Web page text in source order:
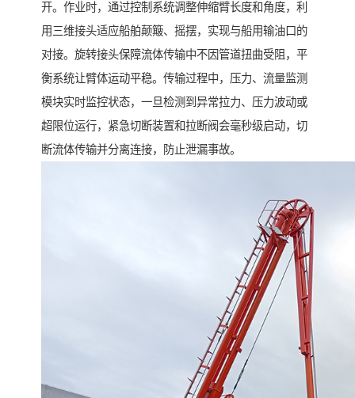
开。作业时，通过控制系统调整伸缩臂长度和角度，利
用三维接头适应船舶颠簸、摇摆，实现与船用输油口的
对接。旋转接头保障流体传输中不因管道扭曲受阻，平
衡系统让臂体运动平稳。传输过程中，压力、流量监测
模块实时监控状态，一旦检测到异常拉力、压力波动或
超限位运行，紧急切断装置和拉断阀会毫秒级启动，切
断流体传输并分离连接，防止泄漏事故。